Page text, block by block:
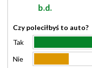
b.d.
Czy poleciłbyś to auto?
Tak
Nie